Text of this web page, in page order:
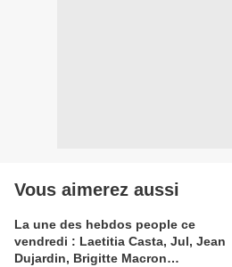
Vous aimerez aussi
La une des hebdos people ce
vendredi : Laetitia Casta, Jul, Jean
Dujardin, Brigitte Macron…